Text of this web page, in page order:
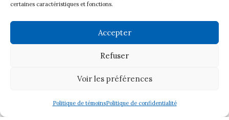
certaines caractéristiques et fonctions.
Accepter
Refuser
Voir les préférences
Politique de témoinsPolitique de confidentialité
Formations
Offrir un atelier ou une formation
Politique de témoins (CA)